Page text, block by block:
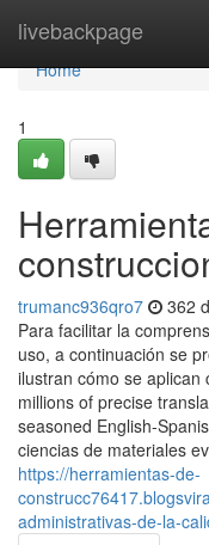
livebackpage
Home
Home
1
trumanc936qro7 362
Para facilitar la
uso, a continuación se
ilustran cómo se aplican
millions of precise
seasoned English-
ciencias de materiales
https://herramientas-de-
administrativas-de-la-